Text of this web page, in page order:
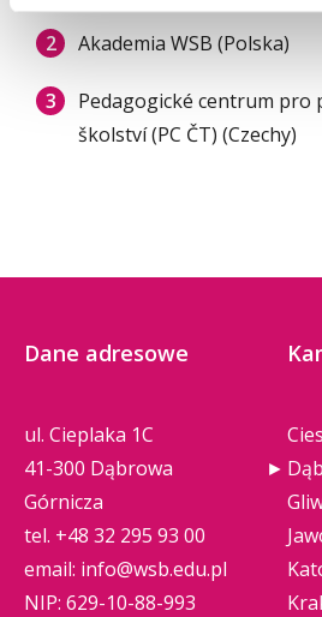
Akademia WSB (Polska)
Pedagogické centrum
školství (PC ČT) (Czechy)
Dane adresowe
ul. Cieplaka 1C
41-300 Dąbrowa
Górnicza
tel. +48 32 295 93 00
email: info@wsb.edu.pl
NIP: 629-10-88-993